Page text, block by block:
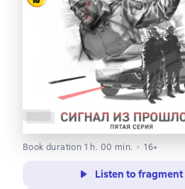
Book duration 1 h. 00 min. 16+
Listen to fragment